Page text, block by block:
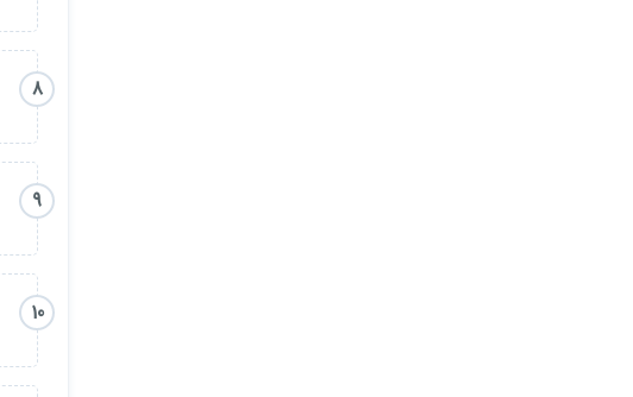
8
9
10